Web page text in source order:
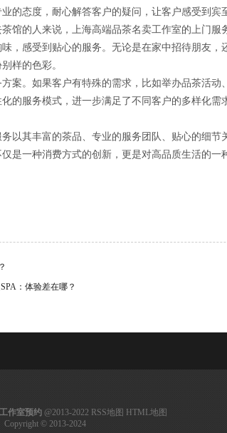
的态度，耐心解答客户的疑问，让客户感受到宾
馆的人来说，上海高端品茶名卖工作室的上门服
，感受到贴心的服务。无论是在家中招待朋友，
样的色彩。
案。如果客户有特殊的需求，比如举办品茶活动
的服务模式，进一步满足了不同客户的多样化需
以其丰富的茶品、专业的服务团队、贴心的细节
是一种消费方式的创新，更是对高品质生活的一
：体验差在哪？
作室预约 @2013-2022 RSS地图 HTML地图
Copyright © 2013-2024